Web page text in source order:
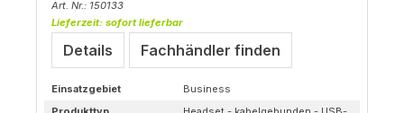
Art. Nr.: 150133
Lieferzeit: sofort lieferbar
Details Fachhändler finden
Einsatzgebiet
Business